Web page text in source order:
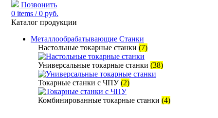
Позвонить
0 items / 0 руб.
Каталог продукции
Металлообрабатывающие Станки
Настольные токарные станки (7)
Универсальные токарные станки (38)
Токарные станки с ЧПУ(2)
Комбинированные токарные станки (4)